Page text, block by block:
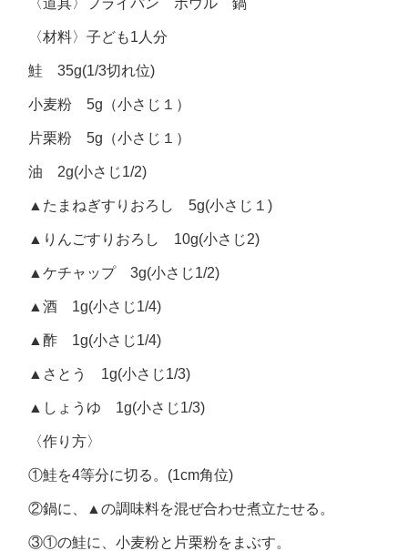
〈道具〉フライパン ボウル 鍋
〈材料〉子ども1人分
鮭 35g(1/3切れ位)
小麦粉 5g（小さじ１）
片栗粉 5g（小さじ１）
油 2g(小さじ1/2)
▲たまねぎすりおろし 5g(小さじ１)
▲りんごすりおろし 10g(小さじ2)
▲ケチャップ 3g(小さじ1/2)
▲酒 1g(小さじ1/4)
▲酢 1g(小さじ1/4)
▲さとう 1g(小さじ1/3)
▲しょうゆ 1g(小さじ1/3)
〈作り方〉
①鮭を4等分に切る。(1cm角位)
②鍋に、▲の調味料を混ぜ合わせ煮立たせる。
③①の鮭に、小麦粉と片栗粉をまぶす。